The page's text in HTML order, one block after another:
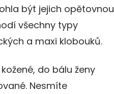
být jejich opětovnou
všechny typy
a maxi klobouků.
do bálu ženy
Nesmíte